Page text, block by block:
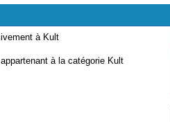
à Kult
à la catégorie Kult